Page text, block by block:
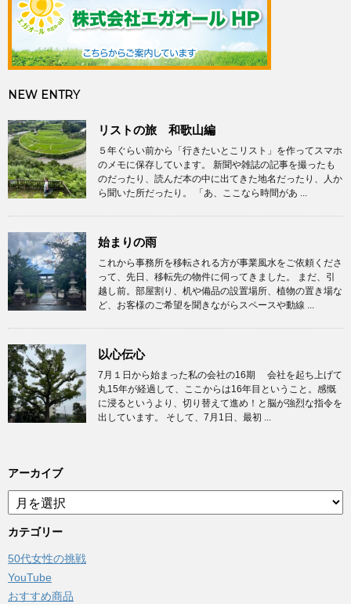
NEW ENTRY
リストの旅 和歌山編
５年ぐらい前から「行きたいとこリスト」を作ってスマホ
のメモに保存しています。 新聞や雑誌の記事を撮ったも
のだったり、読んだ本の中に出てきた地名だったり、人か
ら聞いた所だったり。 「あ、ここなら時間があ ...
始まりの雨
これから事務所を移転される方が事業風水をご依頼くださ
って、先日、移転先の物件に伺ってきました。 まだ、引
越し前。部屋割り、机や備品の設置場所、植物の置き場な
ど、お客様のご希望を聞きながらスペースや動線 ...
以心伝心
7月１日から始まった私の会社の16期 会社を起ち上げて
丸15年が経過して、ここからは16年目ということ。感慨
に浸るというより、切り替えて進め！と脳が強烈な指令を
出しています。 そして、7月1日、最初 ...
アーカイブ
ア
ー
カ
ブ
カテゴリー
50代女性の挑戦
YouTube
おすすめ商品